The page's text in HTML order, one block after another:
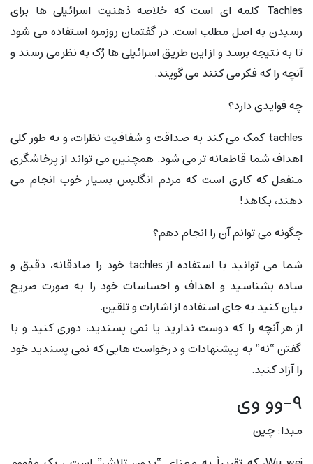
Tachles کلمه ای است که خلاصه ذهنیت اسرائیلی ها برای
رسیدن به اصل مطلب است. در گفتمان روزمره استفاده می شود
تا به نتیجه برسد و از این طریق اسرائیلی ها رُک به نظر می رسند و
آنچه را که فکر می کنند می گویند.
چه فوایدی دارد؟
tachles کمک می کند به صداقت و شفافیت نظرات، و به طور کلی
اهداف شما قاطعانه تر می شود. همچنین می تواند از پرخاشگری
منفعل که کاری است که مردم انگلیس بسیار خوب انجام می
دهند، بکاهد!
چگونه می توانم آن را انجام دهم؟
شما می توانید با استفاده از tachles خود را صادقانه، دقیق و
ساده بشناسید و اهداف و احساسات خود را به صورت صریح
بیان کنید به جای استفاده از اشارات و تلقین.
از هر آنچه را که دوست ندارید یا نمی پسندید، دوری کنید و با
گفتن “نه” به پیشنهادات و درخواست هایی که نمی پسندید خود
را آزاد کنید.
۹-وو وی
مبدا: چین